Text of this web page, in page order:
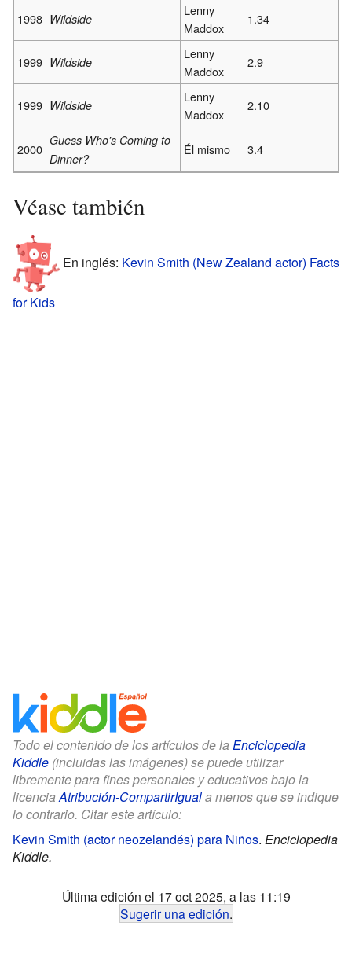
1998 Wildside
Lenny
Maddox
1.34
1999 Wildside
Lenny
Maddox
2.9
1999 Wildside
Lenny
Maddox
2.10
2000
Guess Who's Coming to
Dinner?
Él mismo 3.4
Véase también
En inglés: Kevin Smith (New Zealand actor) Facts
for Kids
Todo el contenido de los artículos de la Enciclopedia
Kiddle (incluidas las imágenes) se puede utilizar
libremente para fines personales y educativos bajo la
licenciaAtribución-CompartirIguala menos que se indique
lo contrario. Citar este artículo:
Kevin Smith (actor neozelandés) para Niños. Enciclopedia
Kiddle.
Última edición el 17 oct 2025, a las 11:19
Sugerir una edición.